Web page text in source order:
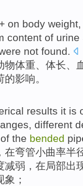
on body weight
content of urine
not found.
物体重、体长、
的影响。
results it is
, different
of the bended
在弯管小曲率半
减弱，在局部出
象 ；